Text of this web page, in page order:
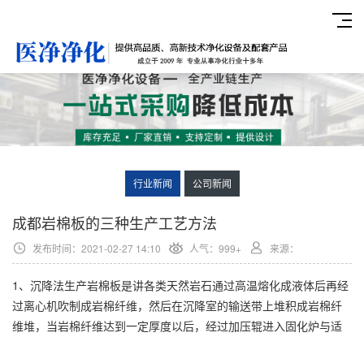
行业新闻 公司新闻
成都岩棉板的三种生产工艺方法
发布时间：2021-02-27 14:10 人气：999+ 来源：
1、沉降法生产岩棉板是讲各类天然岩石通过高温熔化成液体后再经
过离心机吹制成岩棉纤维，然后在沉降室的输送带上堆积成岩棉纤
维堆，当岩棉纤维达到一定厚度以后，经过加压辊进入固化炉与适